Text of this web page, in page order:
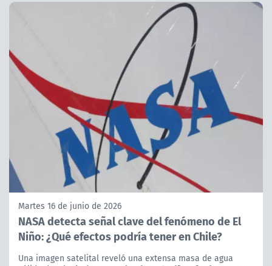
Martes 16 de junio de 2026
NASA detecta señal clave del fenómeno de El
Niño: ¿Qué efectos podría tener en Chile?
Una imagen satelital reveló una extensa masa de agua